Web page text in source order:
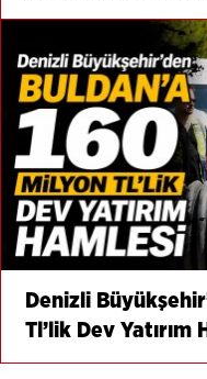
Denizli
Tl’lik Dev Yatırım